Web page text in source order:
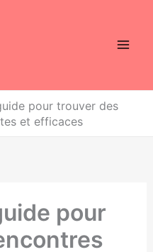
pour trouver des
et efficaces
pour